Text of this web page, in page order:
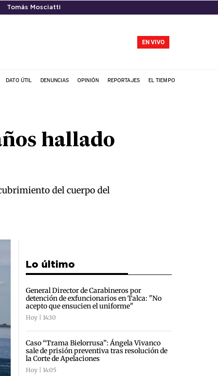
Tomás Mosciatti
EN VIVO
DATO ÚTIL DENUNCIAS OPINIÓN REPORTAJES EL TIEMPO
hallado
del cuerpo del
Lo último
General Director de Carabineros por
detención de exfuncionarios en Talca: "No
acepto que ensucien el uniforme"
Hoy | 14:30
Caso “Trama Bielorrusa”: Ángela Vivanco
sale de prisión preventiva tras resolución de
la Corte de Apelaciones
Hoy | 14:05